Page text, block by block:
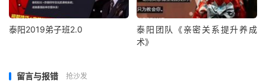
泰阳2019弟子班2.0
泰阳团队《亲密关系提升养成
术》
留言与报错 抢沙发